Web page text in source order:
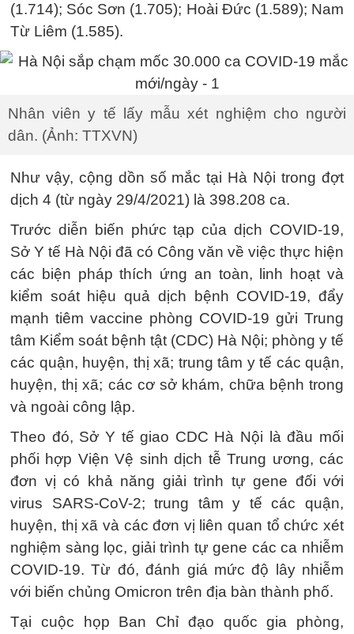
(1.714); Sóc Sơn (1.705); Hoài Đức (1.589); Nam
Từ Liêm (1.585).
Nhân viên y tế lấy mẫu xét nghiệm cho người
dân. (Ảnh: TTXVN)
Như vậy, cộng dồn số mắc tại Hà Nội trong đợt
dịch 4 (từ ngày 29/4/2021) là 398.208 ca.
Trước diễn biến phức tạp của dịch COVID-19,
Sở Y tế Hà Nội đã có Công văn về việc thực hiện
các biện pháp thích ứng an toàn, linh hoạt và
kiểm soát hiệu quả dịch bệnh COVID-19, đẩy
mạnh tiêm vaccine phòng COVID-19 gửi Trung
tâm Kiểm soát bệnh tật (CDC) Hà Nội; phòng y tế
các quận, huyện, thị xã; trung tâm y tế các quận,
huyện, thị xã; các cơ sở khám, chữa bệnh trong
và ngoài công lập.
Theo đó, Sở Y tế giao CDC Hà Nội là đầu mối
phối hợp Viện Vệ sinh dịch tễ Trung ương, các
đơn vị có khả năng giải trình tự gene đối với
virus SARS-CoV-2; trung tâm y tế các quận,
huyện, thị xã và các đơn vị liên quan tổ chức xét
nghiệm sàng lọc, giải trình tự gene các ca nhiễm
COVID-19. Từ đó, đánh giá mức độ lây nhiễm
với biến chủng Omicron trên địa bàn thành phố.
Tại cuộc họp Ban Chỉ đạo quốc gia phòng,